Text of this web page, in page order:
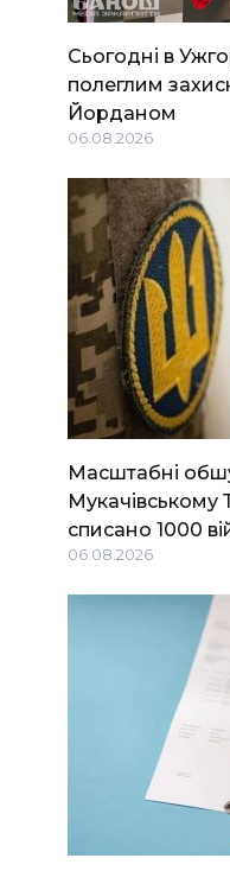
Сьогодні в
полеглим
Йорданом
06.08.2026
Масштабні
Мукачівському
списано 1000
06.08.2026